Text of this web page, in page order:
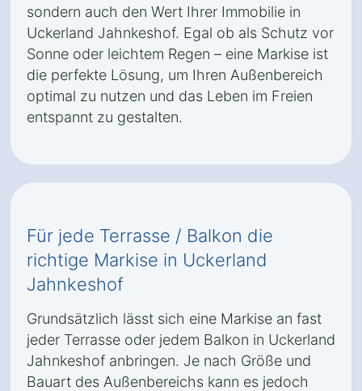
sondern auch den Wert Ihrer Immobilie in
Uckerland Jahnkeshof. Egal ob als Schutz vor
Sonne oder leichtem Regen – eine Markise ist
die perfekte Lösung, um Ihren Außenbereich
optimal zu nutzen und das Leben im Freien
entspannt zu gestalten.
Für jede Terrasse / Balkon die
richtige Markise in Uckerland
Jahnkeshof
Grundsätzlich lässt sich eine Markise an fast
jeder Terrasse oder jedem Balkon in Uckerland
Jahnkeshof anbringen. Je nach Größe und
Bauart des Außenbereichs kann es jedoch